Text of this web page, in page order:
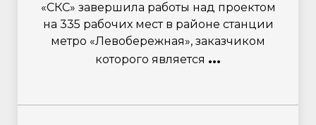
«СКС» завершила работы над проектом
на 335 рабочих мест в районе станции
метро «Левобережная», заказчиком
которого является ...